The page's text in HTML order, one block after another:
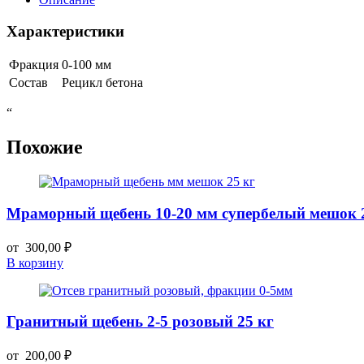
500+
,
Характеристики
Фракция 0-100 мм
Состав
Рецикл бетона
“
Похожие
Мраморный щебень 10-20 мм супербелый мешок
от 300,00 ₽
В корзину
Гранитный щебень 2-5 розовый 25 кг
от 200,00 ₽